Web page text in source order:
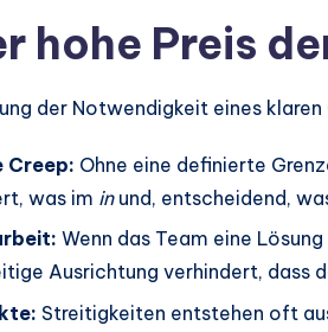
hohe Preis
der Notwendigkeit eines
Creep: Ohne eine definierte
was im inund, entscheidend,
Wenn das Team eine
Ausrichtung verhindert, dass
Streitigkeiten entstehen oft